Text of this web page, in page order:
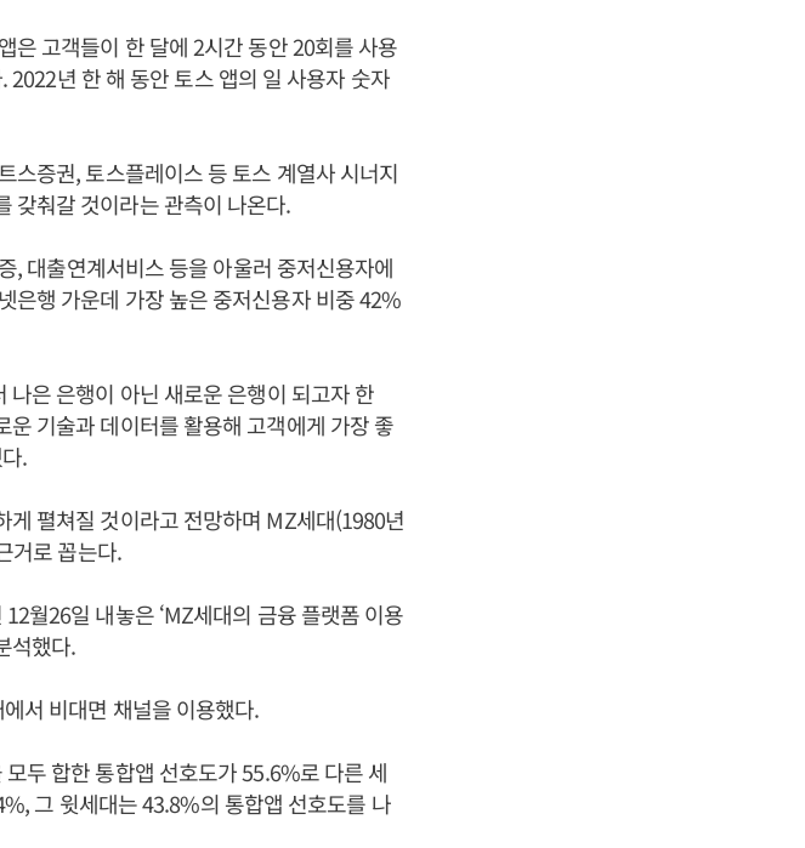
은 고객들이 한 달에 2시간 동안 20회를 사용
년 한 해 동안 토스 앱의 일 사용자 숫자
스증권, 토스플레이스 등 토스 계열사 시너지
갖춰갈 것이라는 관측이 나온다.
, 대출연계서비스 등을 아울러 중저신용자에
은행 가운데 가장 높은 중저신용자 비중 42%
은 은행이 아닌 새로운 은행이 되고자 한
기술과 데이터를 활용해 고객에게 가장 좋
.
펼쳐질 것이라고 전망하며 MZ세대(1980년
거로 꼽는다.
월26일 내놓은 ‘MZ세대의 금융 플랫폼 이용
석했다.
서 비대면 채널을 이용했다.
두 합한 통합앱 선호도가 55.6%로 다른 세
그 윗세대는 43.8%의 통합앱 선호도를 나